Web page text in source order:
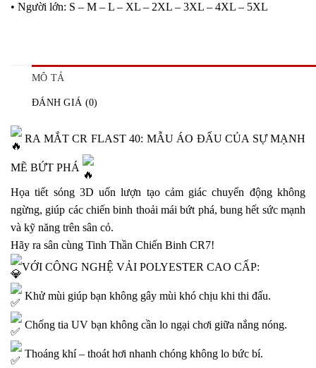
• Người lớn: S – M – L – XL – 2XL – 3XL – 4XL – 5XL
MÔ TẢ
ĐÁNH GIÁ (0)
RA MẮT CR FLAST 40: MẪU ÁO ĐẤU CỦA SỰ MẠNH
MẼ BỨT PHÁ
Họa tiết sóng 3D uốn lượn tạo cảm giác chuyển động không
ngừng, giúp các chiến binh thoải mái bứt phá, bung hết sức mạnh
và kỹ năng trên sân cỏ.
Hãy ra sân cùng Tinh Thần Chiến Binh CR7!
VỚI CÔNG NGHỆ VẢI POLYESTER CAO CẤP:
Khử mùi giúp bạn không gây mùi khó chịu khi thi đấu.
Chống tia UV bạn không cần lo ngại chơi giữa nắng nóng.
Thoáng khí – thoát hơi nhanh chóng không lo bức bí.